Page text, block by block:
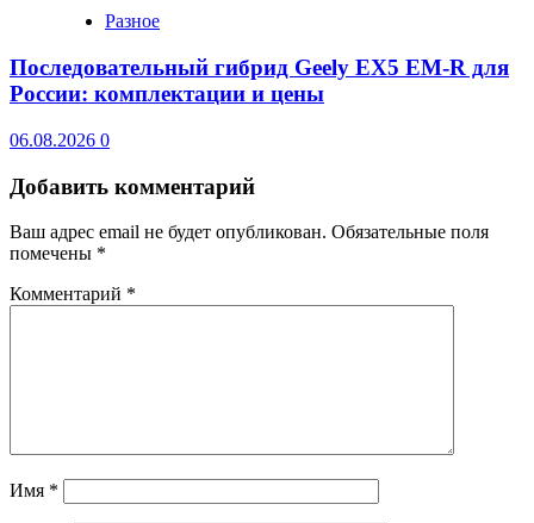
Разное
Последовательный гибрид Geely EX5 EM-R для
России: комплектации и цены
06.08.2026 0
Добавить комментарий
Ваш адрес email не будет опубликован. Обязательные поля
помечены *
Комментарий *
Имя *